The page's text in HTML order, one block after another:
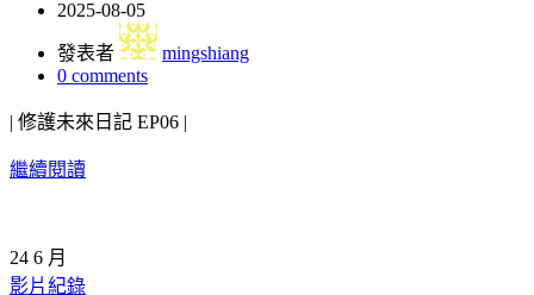
2025-08-05
發表者
mingshiang
0 comments
| 修護未來日記 EP06 |
繼續閱讀
24 6 月
影片紀錄